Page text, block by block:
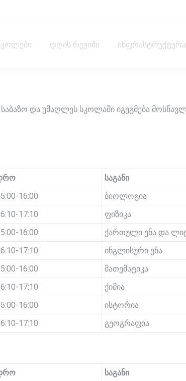
დღის რეჟიმი ინფრასტრუქტურა
და უმაღლეს სკოლაში იგეგმება
საგანი
16:00
ბიოლოგია
17:10
ფიზიკა
16:00
ქართული ენა და
17:10
ინგლისური ენა
16:00
მათემატიკა
17:10
ქიმია
16:00
ისტორია
17:10 გეოგრაფია
საგანი